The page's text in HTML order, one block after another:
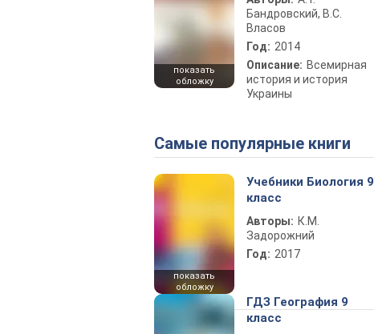
показать
обложку
Бандровский, В.С.
Власов
Год: 2014
Описание: Всемирная
история и история
Украины
Самые популярные книги
показать
обложку
Учебники Биология 9
класс
Авторы: К.М.
Задорожний
Год: 2017
ГДЗ География 9
класс